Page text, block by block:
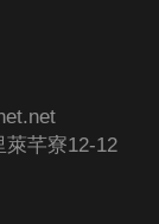
萊芊寮12-12